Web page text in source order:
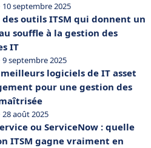
10 septembre 2025
des outils ITSM qui donnent un
souffle à la gestion des
IT
9 septembre 2025
meilleurs logiciels de IT asset
pour une gestion des
28 août 2025
ou ServiceNow : quelle
ITSM gagne vraiment en